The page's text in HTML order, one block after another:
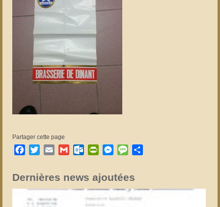
Partager cette page
Facebook
TwitterEmail GmailOutlook.com
PrintFriendly
Messenger
Message
Dernières news ajoutées